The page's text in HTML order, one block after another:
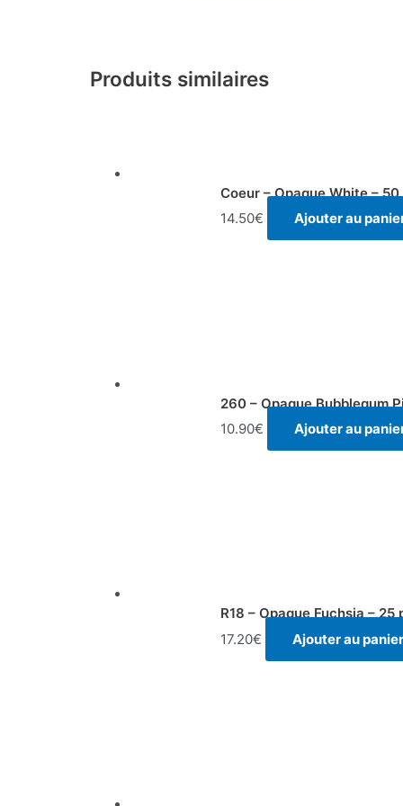
Produits similaires
Coeur – Opaque White –
14.50€ Ajouter au
260 – Opaque Bubblegum
10.90€ Ajouter au
R18 – Opaque Fuchsia – 25
17.20€ Ajouter au panier